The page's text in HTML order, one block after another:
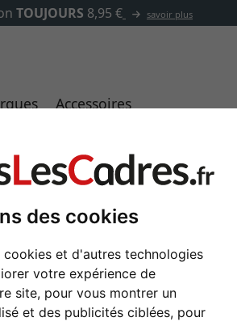
des cookies
cookies et d'autres technologies
votre expérience de
site, pour vous montrer un
et des publicités ciblées, pour
000 articles au choix
Accessoires
cadeaux Art et Déco
CHÂSSIS